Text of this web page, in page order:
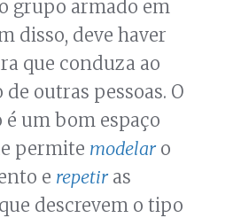
grupo armado em
disso, deve haver
que conduza ao
outras pessoas. O
um bom espaço
permite modelaro
e repetiras
descrevem o tipo